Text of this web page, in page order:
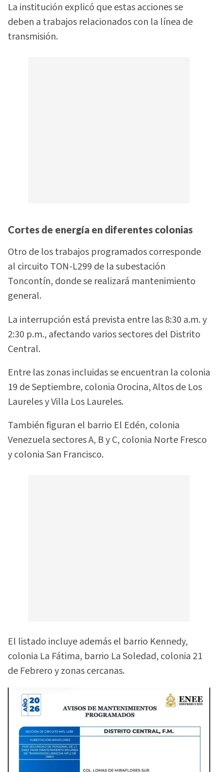
La institución explicó que estas acciones se
deben a trabajos relacionados con la línea de
transmisión.
Cortes de energía en diferentes colonias
Otro de los trabajos programados corresponde
al circuito TON-L299 de la subestación
Toncontín, donde se realizará mantenimiento
general.
La interrupción está prevista entre las 8:30 a.m. y
2:30 p.m., afectando varios sectores del Distrito
Central.
Entre las zonas incluidas se encuentran la colonia
19 de Septiembre, colonia Orocina, Altos de Los
Laureles y Villa Los Laureles.
También figuran el barrio El Edén, colonia
Venezuela sectores A, B y C, colonia Norte Fresco
y colonia San Francisco.
El listado incluye además el barrio Kennedy,
colonia La Fátima, barrio La Soledad, colonia 21
de Febrero y zonas cercanas.